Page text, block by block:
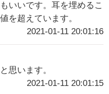
いいです。耳を埋めるこ
を超えています。
2021-01-11 20:01:16
思います。
2021-01-11 20:01:15